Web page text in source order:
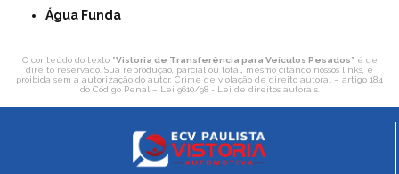
Água Funda
O conteúdo do texto "Vistoria de Transferência para Veículos Pesados" é de
direito reservado. Sua reprodução, parcial ou total, mesmo citando nossos links, é
proibida sem a autorização do autor. Crime de violação de direito autoral – artigo 184
do Código Penal – Lei 9610/98 - Lei de direitos autorais.